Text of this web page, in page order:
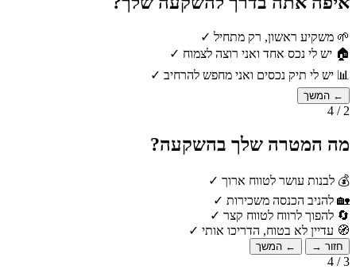
🌱 משקיע ראשון, רק מתחיל ✓
🏠 יש לי נכס אחד ואני רוצה לצמוח ✓
📊 יש לי תיק נכסים ואני מחפש להרחיב ✓
← המשך
2 / 4
מה המטרה שלך בהשקעה?
💰 לבנות עושר לטווח ארוך ✓
🏡 להניב הכנסה משכירות ✓
🔄 להפוך לרווח לטווח קצר ✓
🧭 עדיין לא בטוח, הדריכו אותי ✓
חזור → ← המשך
3 / 4